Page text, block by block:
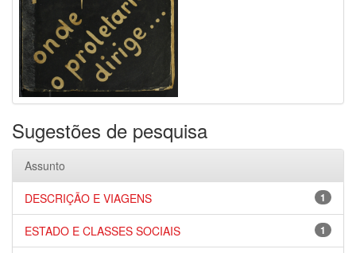
Sugestões de pesquisa
Assunto
1
DESCRIÇÃO E VIAGENS
1
ESTADO E CLASSES SOCIAIS